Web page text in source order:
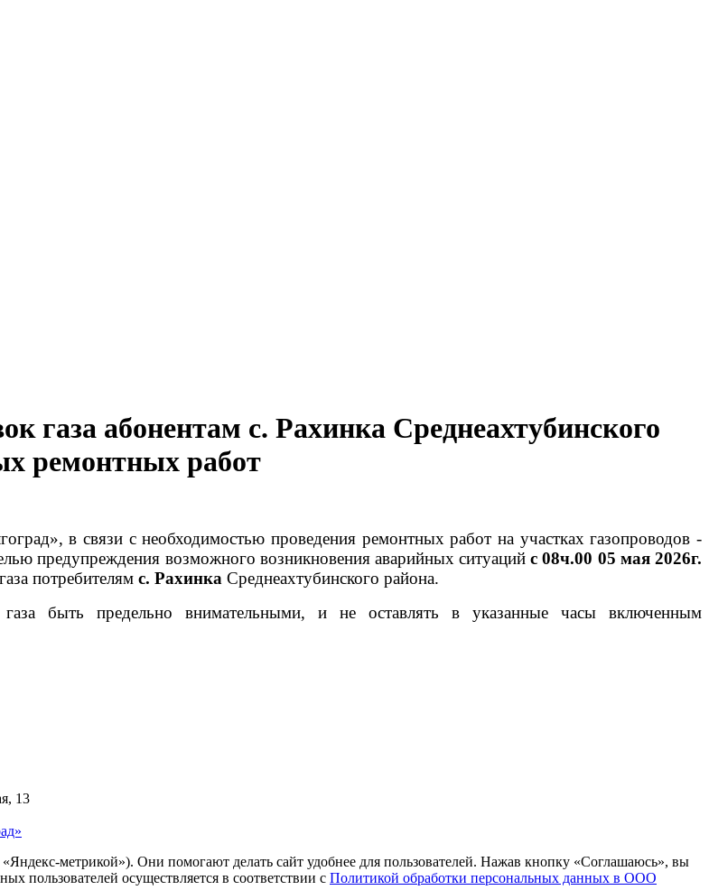
газа абонентам с. Рахинка Среднеахтубинского
ремонтных работ
в связи с необходимостью проведения ремонтных работ на участках газопроводов -
предупреждения возможного возникновения аварийных ситуаций с 08ч.00 05 мая 2026г.
потребителям с. Рахинка Среднеахтубинского района.
быть предельно внимательными, и не оставлять в указанные часы включенным
13
метрикой»). Они помогают делать сайт удобнее для пользователей. Нажав кнопку «Соглашаюсь», вы
пользователей осуществляется в соответствии с Политикой обработки персональных данных в ООО